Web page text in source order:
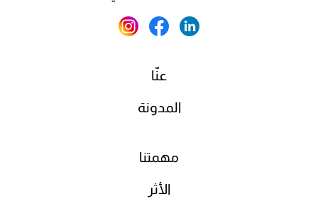
عنّا
المدونة
مهمتنا
الأثر